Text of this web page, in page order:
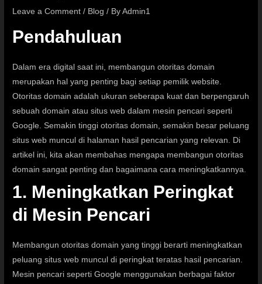
Leave a Comment / Blog / ByAdmin1
Pendahuluan
Dalam era digital saat ini, membangun otoritas domain
merupakan hal yang penting bagi setiap pemilik website.
Otoritas domain adalah ukuran seberapa kuat dan berpengaruh
sebuah domain atau situs web dalam mesin pencari seperti
Google . Semakin tinggi otoritas domain, semakin besar peluang
situs web muncul di halaman hasil pencarian yang relevan. Di
artikel ini, kita akan membahas mengapa membangun otoritas
domain sangat penting dan bagaimana cara meningkatkannya.
1. Meningkatkan Peringkat
di Mesin Pencari
Membangun otoritas domain yang tinggi berarti meningkatkan
peluang situs web muncul di peringkat teratas hasil pencarian.
Mesin pencari seperti Google menggunakan berbagai faktor